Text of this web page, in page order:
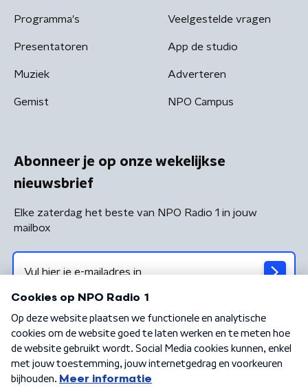
Programma's
Presentatoren
Muziek
Gemist
Veelgestelde vragen
App de studio
Adverteren
NPO Campus
Abonneer je op onze wekelijkse
nieuwsbrief
Elke zaterdag het beste van NPO Radio 1 in jouw
mailbox
Algemene voorwaarden